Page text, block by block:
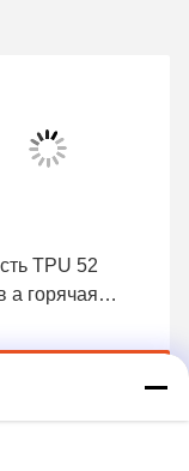
TPU 52
a горячая
безшовного